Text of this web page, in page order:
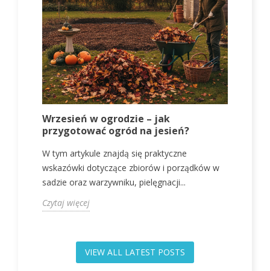
Wrzesień w ogrodzie – jak
przygotować ogród na jesień?
W tym artykule znajdą się praktyczne
wskazówki dotyczące zbiorów i porządków w
sadzie oraz warzywniku, pielęgnacji...
Czytaj więcej
VIEW ALL LATEST POSTS